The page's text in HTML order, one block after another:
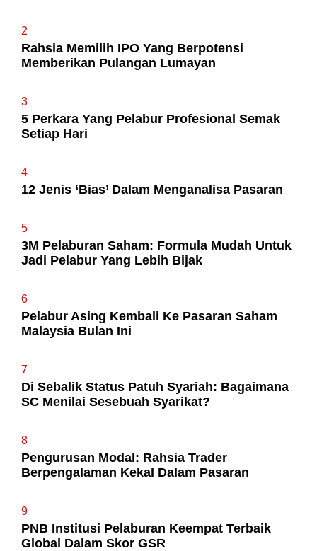
2
Rahsia Memilih IPO Yang Berpotensi
Memberikan Pulangan Lumayan
3
5 Perkara Yang Pelabur Profesional Semak
Setiap Hari
4
12 Jenis ‘Bias’ Dalam Menganalisa Pasaran
5
3M Pelaburan Saham: Formula Mudah Untuk
Jadi Pelabur Yang Lebih Bijak
6
Pelabur Asing Kembali Ke Pasaran Saham
Malaysia Bulan Ini
7
Di Sebalik Status Patuh Syariah: Bagaimana
SC Menilai Sesebuah Syarikat?
8
Pengurusan Modal: Rahsia Trader
Berpengalaman Kekal Dalam Pasaran
9
PNB Institusi Pelaburan Keempat Terbaik
Global Dalam Skor GSR